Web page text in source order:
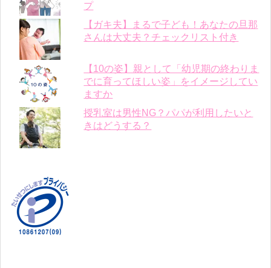
プ
【ガキ夫】まるで子ども！あなたの旦那
さんは大丈夫？チェックリスト付き
【10の姿】親として「幼児期の終わりま
でに育ってほしい姿」をイメージしてい
ますか
授乳室は男性NG？パパが利用したいと
きはどうする？